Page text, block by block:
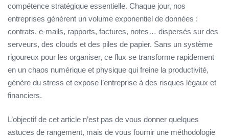
compétence stratégique essentielle. Chaque jour, nos
entreprises génèrent un volume exponentiel de données :
contrats, e-mails, rapports, factures, notes… dispersés sur des
serveurs, des clouds et des piles de papier. Sans un système
rigoureux pour les organiser, ce flux se transforme rapidement
en un chaos numérique et physique qui freine la productivité,
génère du stress et expose l’entreprise à des risques légaux et
financiers.
L’objectif de cet article n’est pas de vous donner quelques
astuces de rangement, mais de vous fournir une méthodologie